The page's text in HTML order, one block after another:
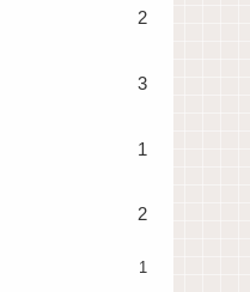
2
3
1
2
1